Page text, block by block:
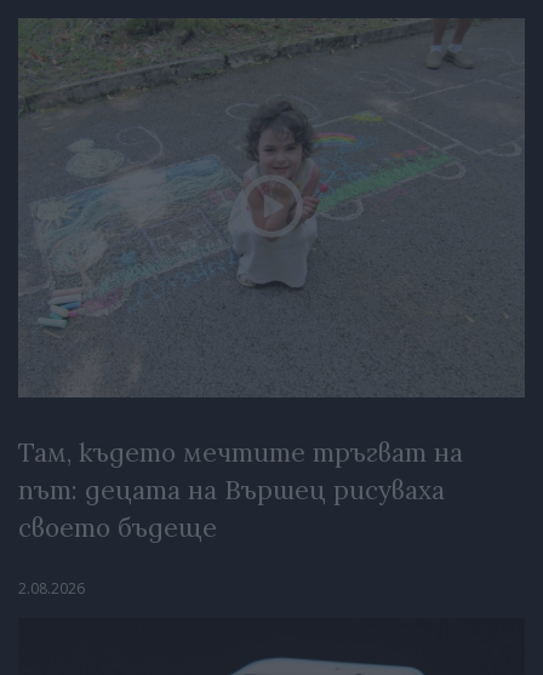
Там, където мечтите тръгват на
път: децата на Вършец рисуваха
своето бъдеще
2.08.2026